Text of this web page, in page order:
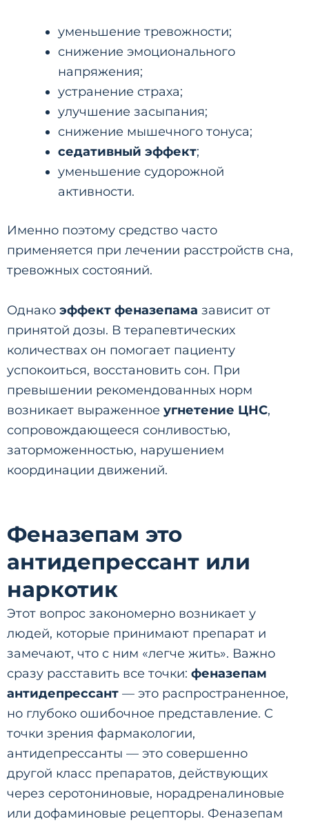
уменьшение тревожности;
снижение эмоционального
напряжения;
устранение страха;
улучшение засыпания;
снижение мышечного тонуса;
седативный эффект;
уменьшение судорожной
активности.
Именно поэтому средство часто
применяется при лечении расстройств сна,
тревожных состояний.
Однако эффект феназепама зависит от
принятой дозы. В терапевтических
количествах он помогает пациенту
успокоиться, восстановить сон. При
превышении рекомендованных норм
возникает выраженное угнетение ЦНС,
сопровождающееся сонливостью,
заторможенностью, нарушением
координации движений.
Феназепам это
антидепрессант или
наркотик
Этот вопрос закономерно возникает у
людей, которые принимают препарат и
замечают, что с ним «легче жить». Важно
сразу расставить все точки: феназепам
антидепрессант — это распространенное,
но глубоко ошибочное представление. С
точки зрения фармакологии,
антидепрессанты — это совершенно
другой класс препаратов, действующих
через серотониновые, норадреналиновые
или дофаминовые рецепторы. Феназепам